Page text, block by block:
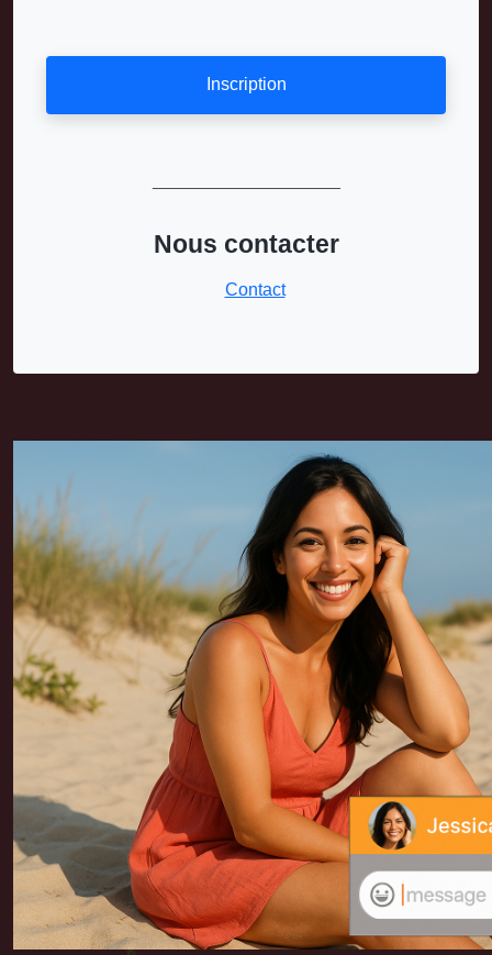
Inscription
Nous contacter
Contact